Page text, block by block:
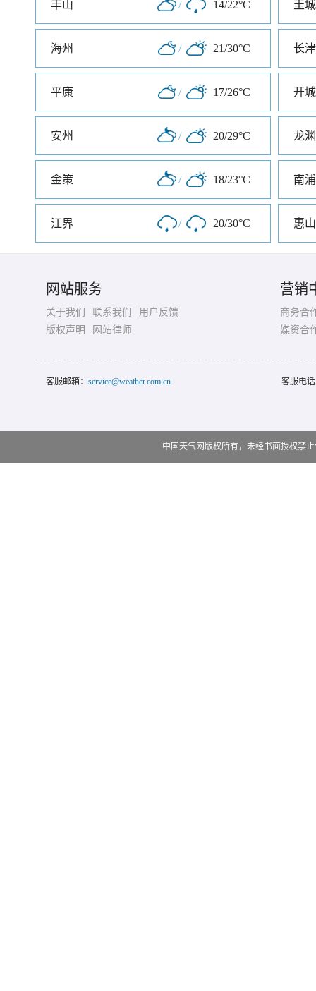
丰山 / 14/22°C 圭城
海州 / 21/30°C 长津
平康 / 17/26°C 开城
安州 / 20/29°C 龙渊
金策 / 18/23°C 南浦
江界 / 20/30°C 惠山
网站服务
关于我们 联系我们
用户反馈
版权声明
网站律师
营销
商务合
媒资合
客服邮箱： service@weather.com.cn 客服电
中国天气网版权所有，未经书面授权